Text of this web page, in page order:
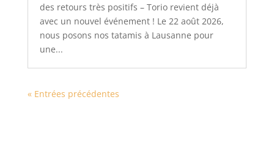
des retours très positifs – Torio revient déjà
avec un nouvel événement ! Le 22 août 2026,
nous posons nos tatamis à Lausanne pour
une...
« Entrées précédentes